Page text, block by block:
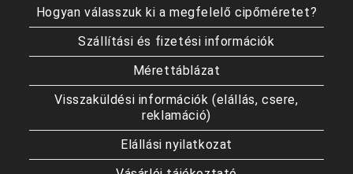
Hogyan válasszuk ki a megfelelő cipőméretet?
Szállítási és fizetési információk
Mérettáblázat
Visszaküldési információk (elállás, csere,
reklamáció)
Elállási nyilatkozat